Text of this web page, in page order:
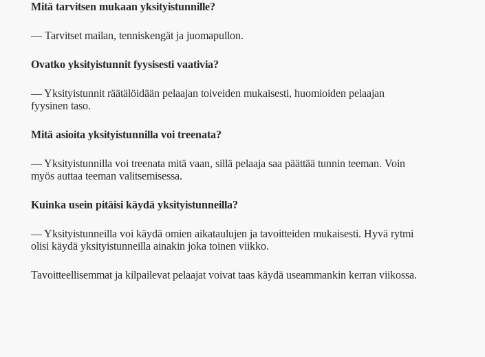
Mitä tarvitsen mukaan yksityistunnille?
— Tarvitset mailan, tenniskengät ja juomapullon.
Ovatko yksityistunnit fyysisesti vaativia?
— Yksityistunnit räätälöidään pelaajan toiveiden mukaisesti, huomioiden pelaajan
fyysinen taso.
Mitä asioita yksityistunnilla voi treenata?
— Yksityistunnilla voi treenata mitä vaan, sillä pelaaja saa päättää tunnin teeman. Voin
myös auttaa teeman valitsemisessa.
Kuinka usein pitäisi käydä yksityistunneilla?
— Yksityistunneilla voi käydä omien aikataulujen ja tavoitteiden mukaisesti. Hyvä rytmi
olisi käydä yksityistunneilla ainakin joka toinen viikko.
Tavoitteellisemmat ja kilpailevat pelaajat voivat taas käydä useammankin kerran viikossa.